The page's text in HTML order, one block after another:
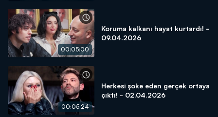
00:05:00
Koruma kalkanı hayat kurtardı! -
09.04.2026
00:05:24
Herkesi şoke eden gerçek ortaya
çıktı! - 02.04.2026